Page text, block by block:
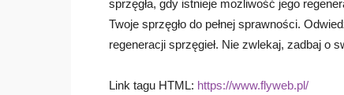
sprzęgła, gdy istnieje możliwość jego
Twoje sprzęgło do pełnej sprawności.
regeneracji sprzęgieł. Nie zwlekaj, zadbaj o
Link tagu HTML: https://www.flyweb.pl/